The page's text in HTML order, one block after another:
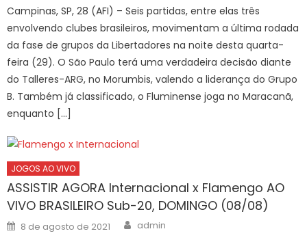
Campinas, SP, 28 (AFI) – Seis partidas, entre elas três
envolvendo clubes brasileiros, movimentam a última rodada
da fase de grupos da Libertadores na noite desta quarta-
feira (29). O São Paulo terá uma verdadeira decisão diante
do Talleres-ARG, no Morumbis, valendo a liderança do Grupo
B. Também já classificado, o Fluminense joga no Maracanã,
enquanto […]
JOGOS AO VIVO
ASSISTIR AGORA Internacional x Flamengo AO
VIVO BRASILEIRO Sub-20, DOMINGO (08/08)
Posted
on
8 de agosto de 2021 Author
admin